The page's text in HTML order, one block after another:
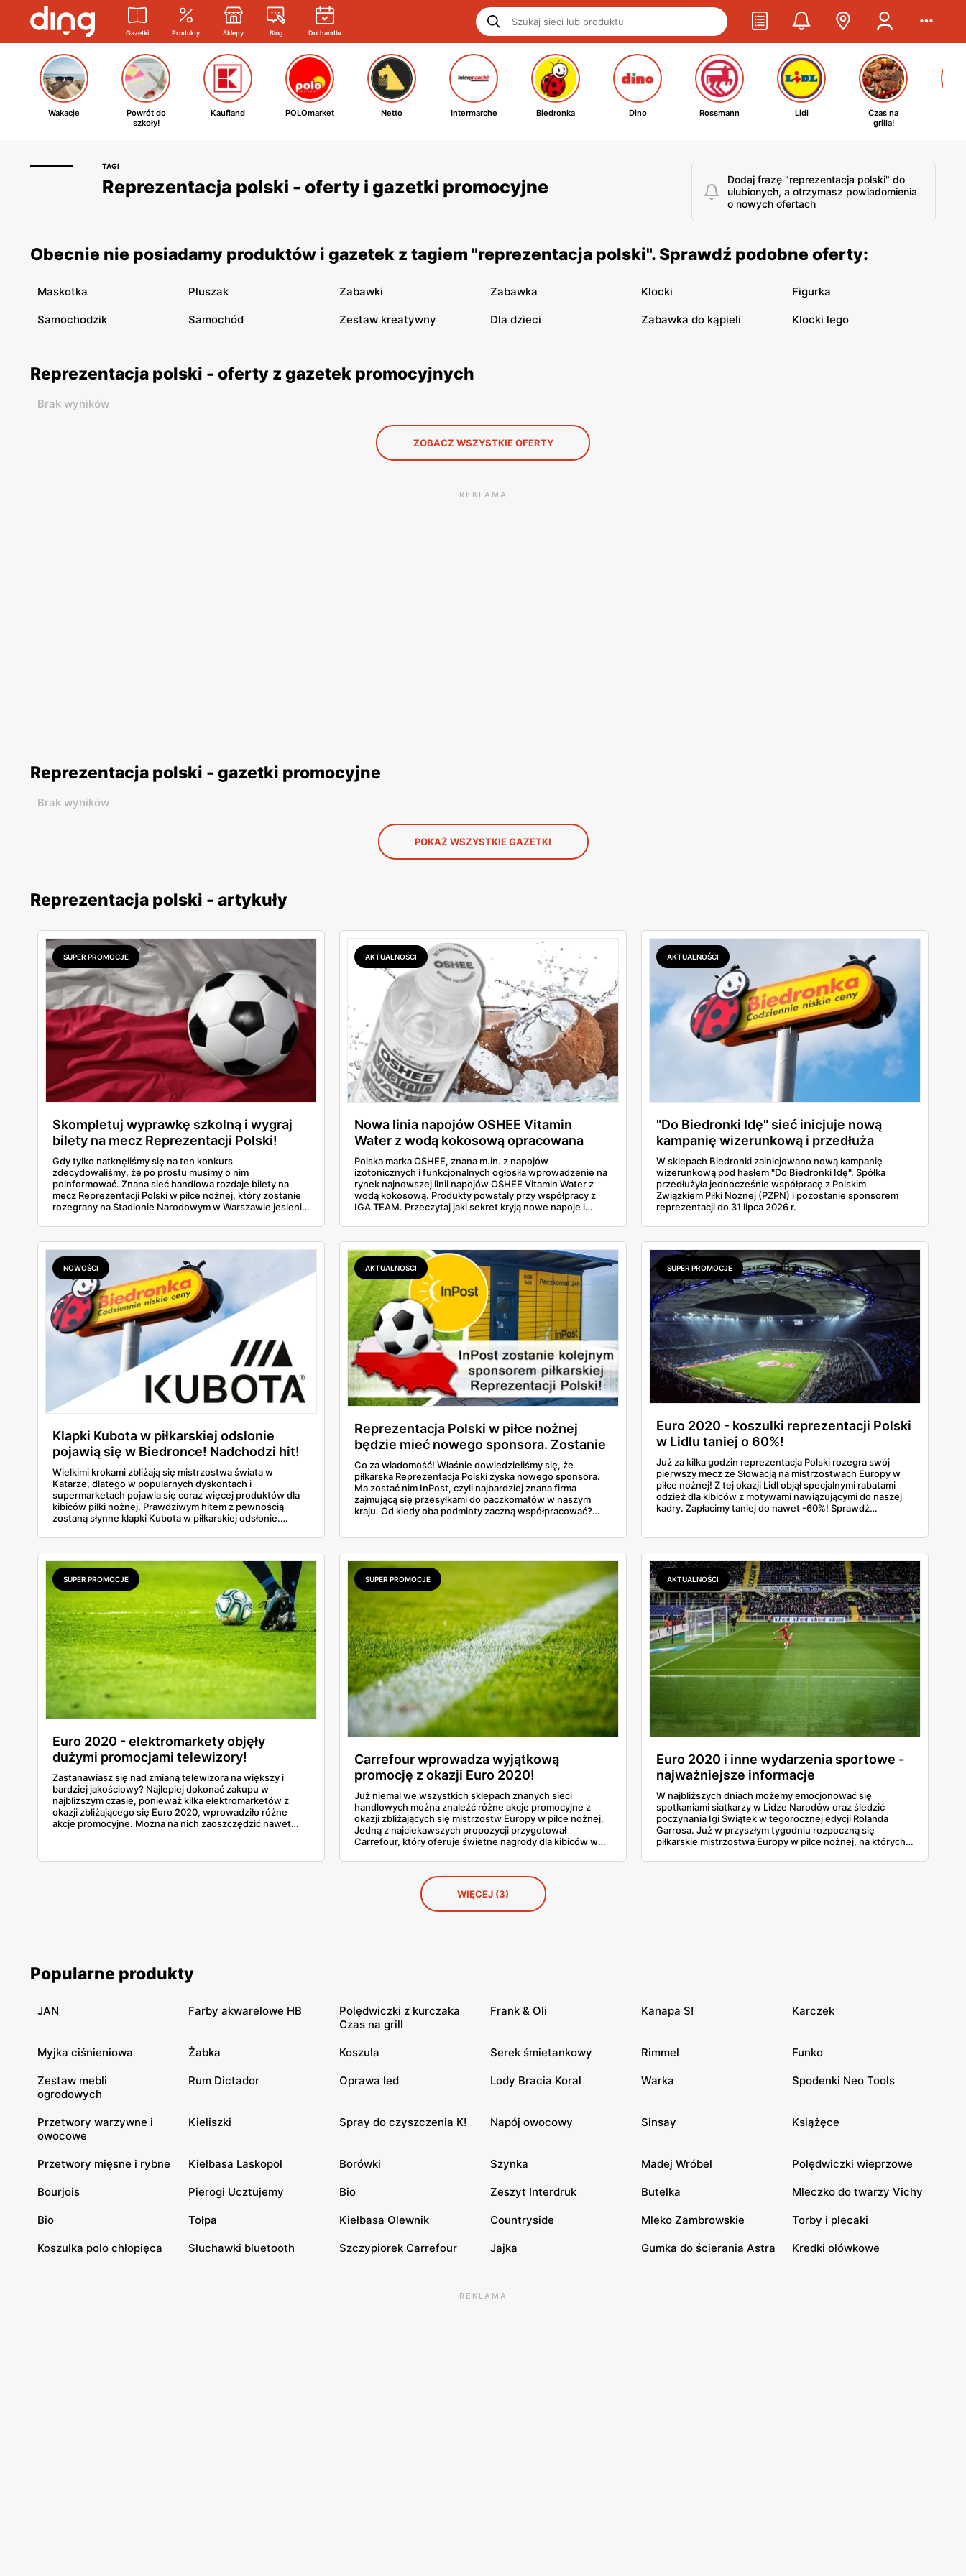
Gazetki Produkty Sklepy Blog Dni handlu
Wakacje
Powrót do
szkoły!
Kaufland POLOmarket Netto Intermarche Biedronka Dino Rossmann Lidl
Czas na
grilla!
TAGI
Reprezentacja polski - oferty i gazetki promocyjne
Dodaj frazę "reprezentacja polski" do
ulubionych, a otrzymasz powiadomienia
o nowych ofertach
Obecnie nie posiadamy produktów i gazetek z tagiem "reprezentacja polski". Sprawdź podobne oferty:
Maskotka Pluszak Zabawki Zabawka Klocki Figurka
Samochodzik Samochód Zestaw kreatywny Dla dzieci Zabawka do kąpieli Klocki lego
Reprezentacja polski - oferty z gazetek promocyjnych
Brak wyników
ZOBACZ WSZYSTKIE OFERTY
REKLAMA
Reprezentacja polski - gazetki promocyjne
Brak wyników
POKAŻ WSZYSTKIE GAZETKI
Reprezentacja polski - artykuły
SUPER PROMOCJE
Skompletuj wyprawkę szkolną i wygraj
bilety na mecz Reprezentacji Polski!
Gdy tylko natknęliśmy się na ten konkurs
zdecydowaliśmy, że po prostu musimy o nim
poinformować. Znana sieć handlowa rozdaje bilety na
mecz Reprezentacji Polski w piłce nożnej, który zostanie
rozegrany na Stadionie Narodowym w Warszawie jesienią.
naszym artykule znajdziesz wszystkie szczegóły na ten
temat.
AKTUALNOŚCI
Nowa linia napojów OSHEE Vitamin
Water z wodą kokosową opracowana
wspólnie z Igą Świątek i jej sztabem!
Polska marka OSHEE, znana m.in. z napojów
izotonicznych i funkcjonalnych ogłosiła wprowadzenie na
rynek najnowszej linii napojów OSHEE Vitamin Water z
wodą kokosową. Produkty powstały przy współpracy z
IGA TEAM. Przeczytaj jaki sekret kryją nowe napoje i
AKTUALNOŚCI
"Do Biedronki Idę" sieć inicjuje nową
kampanię wizerunkową i przedłuża
umowę z PZPN
W sklepach Biedronki zainicjowano nową kampanię
wizerunkową pod hasłem "Do Biedronki Idę". Spółka
przedłużyła jednocześnie współpracę z Polskim
Związkiem Piłki Nożnej (PZPN) i pozostanie sponsorem
reprezentacji do 31 lipca 2026 r.
NOWOŚCI
Klapki Kubota w piłkarskiej odsłonie
pojawią się w Biedronce! Nadchodzi hit!
Wielkimi krokami zbliżają się mistrzostwa świata w
Katarze, dlatego w popularnych dyskontach i
supermarketach pojawia się coraz więcej produktów dla
kibiców piłki nożnej. Prawdziwym hitem z pewnością
zostaną słynne klapki Kubota w piłkarskiej odsłonie.
Biedronka. Dowiedz się wszystkich szczegółów o tej
specjalnej ofercie promocyjnej.
AKTUALNOŚCI
Reprezentacja Polski w piłce nożnej
będzie mieć nowego sponsora. Zostanie
nim InPost!
Co za wiadomość! Właśnie dowiedzieliśmy się, że
piłkarska Reprezentacja Polski zyska nowego sponsora.
Ma zostać nim InPost, czyli najbardziej znana firma
zajmującą się przesyłkami do paczkomatów w naszym
kraju. Od kiedy oba podmioty zaczną współpracować?
SUPER PROMOCJE
Euro 2020 - koszulki reprezentacji Polski
w Lidlu taniej o 60%!
Już za kilka godzin reprezentacja Polski rozegra swój
pierwszy mecz ze Słowacją na mistrzostwach Europy w
piłce nożnej! Z tej okazji Lidl objął specjalnymi rabatami
odzież dla kibiców z motywami nawiązującymi do naszej
kadry. Zapłacimy taniej do nawet -60%! Sprawdź
SUPER PROMOCJE
Euro 2020 - elektromarkety objęły
dużymi promocjami telewizory!
Zastanawiasz się nad zmianą telewizora na większy i
bardziej jakościowy? Najlepiej dokonać zakupu w
najbliższym czasie, ponieważ kilka elektromarketów z
okazji zbliżającego się Euro 2020, wprowadziło różne
akcje promocyjne. Można na nich zaoszczędzić nawet
SUPER PROMOCJE
Carrefour wprowadza wyjątkową
promocję z okazji Euro 2020!
Już niemal we wszystkich sklepach znanych sieci
handlowych można znaleźć różne akcje promocyjne z
okazji zbliżających się mistrzostw Europy w piłce nożnej.
Jedną z najciekawszych propozycji przygotował
Carrefour, który oferuje świetne nagrody dla kibiców w
więcej szczegółów!
AKTUALNOŚCI
Euro 2020 i inne wydarzenia sportowe -
najważniejsze informacje
W najbliższych dniach możemy emocjonować się
spotkaniami siatkarzy w Lidze Narodów oraz śledzić
poczynania Igi Świątek w tegorocznej edycji Rolanda
Garrosa. Już w przyszłym tygodniu rozpoczną się
piłkarskie mistrzostwa Europy w piłce nożnej, na których
znajdziesz wszystkie najważniejsze informacje o tych
WIĘCEJ (3)
Popularne produkty
JAN Farby akwarelowe HB
Polędwiczki z kurczaka
Czas na grill
Frank & Oli Kanapa S! Karczek
Myjka ciśnieniowa Żabka Koszula Serek śmietankowy Rimmel Funko
Zestaw mebli
ogrodowych
Rum Dictador Oprawa led Lody Bracia Koral Warka Spodenki Neo Tools
Przetwory warzywne i
owocowe
Kieliszki Spray do czyszczenia K! Napój owocowy Sinsay Książęce
Przetwory mięsne i rybne Kiełbasa Laskopol Borówki Szynka Madej Wróbel Polędwiczki wieprzowe
Bourjois Pierogi Ucztujemy Bio Zeszyt Interdruk Butelka Mleczko do twarzy Vichy
Bio Tołpa Kiełbasa Olewnik Countryside Mleko Zambrowskie Torby i plecaki
Koszulka polo chłopięca Słuchawki bluetooth Szczypiorek Carrefour Jajka Gumka do ścierania Astra Kredki ołówkowe
REKLAMA